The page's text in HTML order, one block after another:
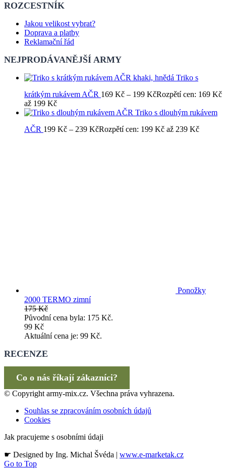
ROZCESTNÍK
Jakou velikost vybrat?
Doprava a platby
Reklamační řád
NEJPRODÁVANĚJŠÍ ARMY
Triko s
krátkým rukávem AČR 169 Kč – 199 KčRozpětí cen: 169 Kč
až 199 Kč
Triko s dlouhým rukávem
AČR 199 Kč – 239 KčRozpětí cen: 199 Kč až 239 Kč
Ponožky
2000 TERMO zimní
175Kč
Původní cena byla: 175 Kč.
99 Kč
Aktuální cena je: 99 Kč.
RECENZE
Co o nás říkají zákazníci?
© Copyright army-mix.cz. Všechna práva vyhrazena.
Souhlas se zpracováním osobních údajů
Cookies
Jak pracujeme s osobními údaji
☛ Designed by Ing. Michal Švéda | www.e-marketak.cz
Go to Top